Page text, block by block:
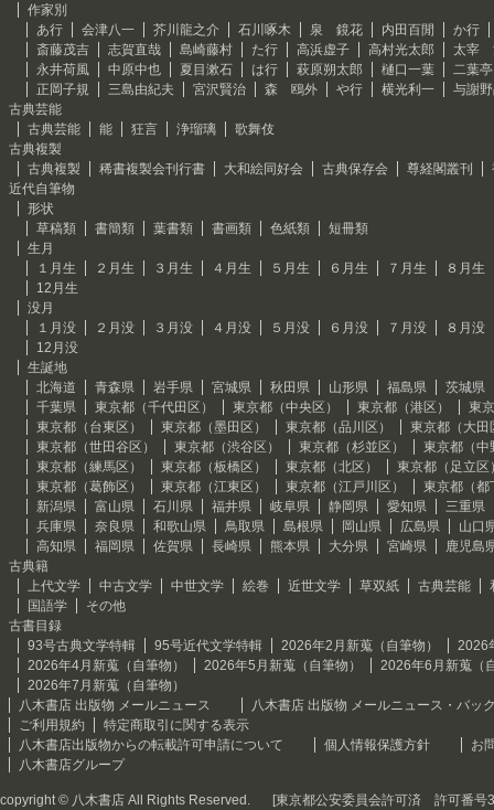
作家別
あ行
会津八一 芥川龍之介 石川啄木 泉 鏡花 内田百閒
か行
斎藤茂吉
志賀直哉 島崎藤村 た行 高浜虚子 高村光太郎
太宰
永井荷風
中原中也 夏目漱石 は行 萩原朔太郎 樋口一葉
二葉
正岡子規
三島由紀夫 宮沢賢治 森 鴎外 や行 横光利一
与謝
古典芸能
古典芸能
能 狂言 浄瑠璃
歌舞伎
古典複製
古典複製
稀書複製会刊行書 大和絵同好会 古典保存会 尊経閣叢刊
近代自筆物
形状
草稿類
書簡類 葉書類 書画類 色紙類
短冊類
生月
１月生
２月生 ３月生 ４月生 ５月生 ６月生 ７月生
８月生
12月生
没月
１月没
２月没 ３月没 ４月没 ５月没 ６月没 ７月没
８月没
12月没
生誕地
北海道
青森県 岩手県 宮城県 秋田県 山形県 福島県
茨城県
千葉県
東京都（千代田区） 東京都（中央区） 東京都（港区）
東
東京都（台東区）
東京都（墨田区） 東京都（品川区）
東京都（大田
東京都（世田谷区）
東京都（渋谷区） 東京都（杉並区）
東京都（中
東京都（練馬区）
東京都（板橋区） 東京都（北区）
東京都（足立区
東京都（葛飾区）
東京都（江東区） 東京都（江戸川区）
東京都（都
新潟県
富山県 石川県 福井県 岐阜県 静岡県 愛知県
三重県
兵庫県
奈良県 和歌山県 鳥取県 島根県 岡山県 広島県
山口
高知県
福岡県 佐賀県 長崎県 熊本県 大分県 宮崎県
鹿児島
古典籍
上代文学
中古文学 中世文学 絵巻 近世文学 草双紙 古典芸能
国語学
その他
古書目録
93号古典文学特輯
95号近代文学特輯 2026年2月新蒐（自筆物）
2026
2026年4月新蒐（自筆物）
2026年5月新蒐（自筆物）
2026年6月新蒐（
2026年7月新蒐（自筆物）
八木書店 出版物 メールニュース
八木書店 出版物 メールニュース・バッ
ご利用規約
特定商取引に関する表示
八木書店出版物からの転載許可申請について
個人情報保護方針
お
八木書店グループ
copyright © 八木書店 All Rights Reserved. [東京都公安委員会許可済 許可番号